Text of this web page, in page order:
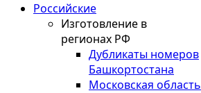
Российские
Изготовление в
регионах РФ
Дубликаты номеров
Башкортостана
Московская область